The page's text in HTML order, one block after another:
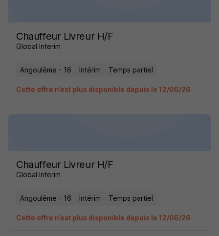
Chauffeur Livreur H/F
Global Interim
Angoulême - 16 Intérim Temps partiel
Cette offre n’est plus disponible depuis le 12/06/26
Chauffeur Livreur H/F
Global Interim
Angoulême - 16 Intérim Temps partiel
Cette offre n’est plus disponible depuis le 12/06/26